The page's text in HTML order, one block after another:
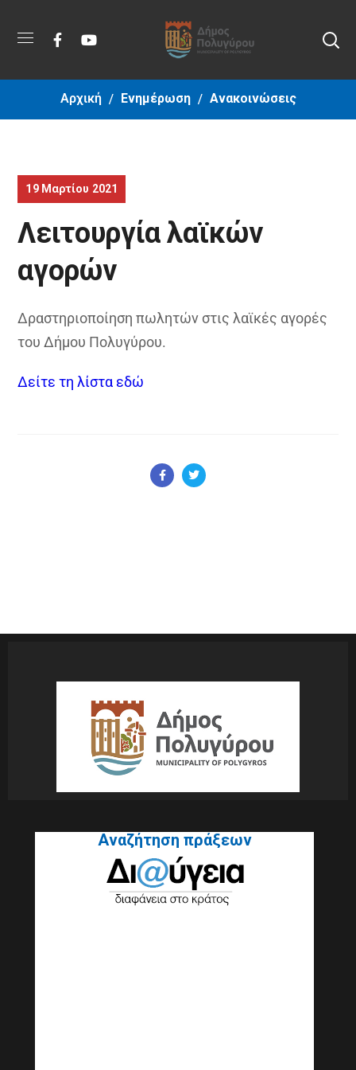
Αρχική Ενημέρωση Ανακοινώσεις
19 Μαρτίου 2021
Λειτουργία λαϊκών
αγορών
Δραστηριοποίηση πωλητών στις λαϊκές αγορές
του Δήμου Πολυγύρου.
Δείτε τη λίστα εδώ
Αναζήτηση πράξεων